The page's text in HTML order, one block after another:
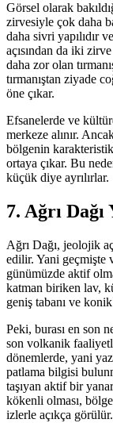
Görsel olarak
zirvesiyle çok daha
daha sivri yapılıdır
açısından da iki
daha zor olan
tırmanıştan ziyade
öne çıkar.
Efsanelerde ve
merkeze alınır.
bölgenin
ortaya çıkar. Bu
küçük diye ayrılırlar.
7. Ağrı Dağı
Ağrı Dağı, jeolojik
edilir. Yani geçmişte
günümüzde aktif
katman biriken lav,
geniş tabanı ve
Peki, burası en son
son volkanik
dönemlerde, yani
patlama bilgisi
taşıyan aktif bir
kökenli olması,
izlerle açıkça görülür.